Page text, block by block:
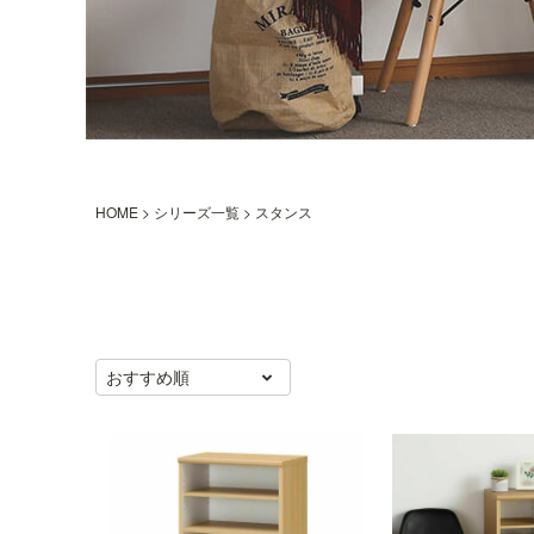
HOME シリーズ一覧 スタンス
おすすめ順